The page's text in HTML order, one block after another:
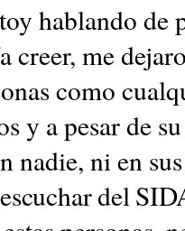
hablando de
creer, me
como
y a pesar de
nadie, ni en
escuchar del